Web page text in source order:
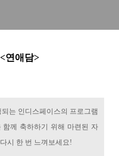
<연애담>
는 인디스페이스의 프로그램
함께 축하하기 위해 마련된 자
시 한 번 느껴보세요!